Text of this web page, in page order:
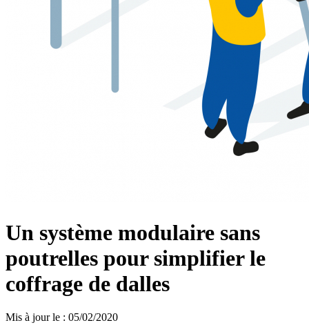
Un système modulaire sans
poutrelles pour simplifier le
coffrage de dalles
Mis à jour le : 05/02/2020